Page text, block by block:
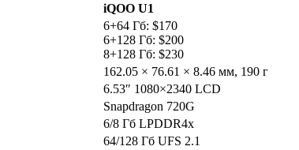
iQOO U1
6+64 Гб: $170
6+128 Гб: $200
8+128 Гб: $230
162.05 × 76.61 × 8.46 мм, 190 г
6.53″ 1080×2340 LCD
Snapdragon 720G
6/8 Гб LPDDR4x
64/128 Гб UFS 2.1